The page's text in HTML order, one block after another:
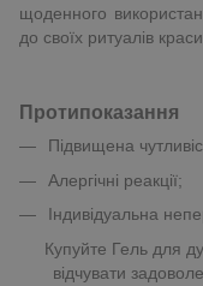
щоденного
до своїх ритуалів краси
Протипоказання
Підвищена
Алергічні реакції;
Індивідуальна
Купуйте Гель для
відчувати